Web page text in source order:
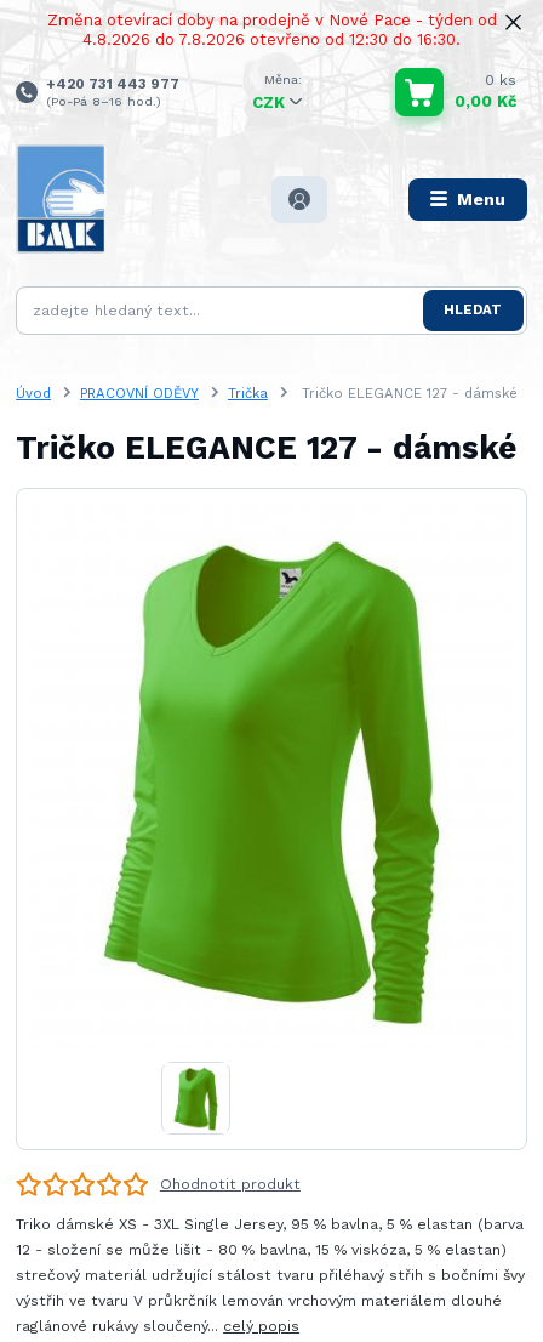
Změna otevírací doby na prodejně v Nové Pace - týden od
4.8.2026 do 7.8.2026 otevřeno od 12:30 do 16:30.
Menu
CZK
HLEDAT
+420 731 443 977
(Po-Pá 8–16 hod.)
0 ks
0,00 Kč
Úvod PRACOVNÍ ODĚVY Trička Tričko ELEGANCE 127 - dámské
Tričko ELEGANCE 127 - dámské
Ohodnotit produkt
Triko dámské XS - 3XL Single Jersey, 95 % bavlna, 5 % elastan (barva
12 - složení se může lišit - 80 % bavlna, 15 % viskóza, 5 % elastan)
strečový materiál udržující stálost tvaru přiléhavý střih s bočními švy
výstřih ve tvaru V průkrčník lemován vrchovým materiálem dlouhé
raglánové rukávy sloučený... celý popis